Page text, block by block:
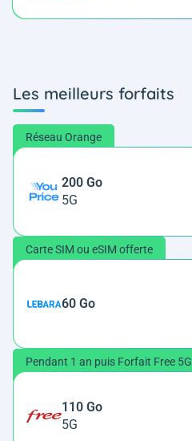
Les meilleurs forfaits
Réseau Orange
200 Go
5G
Carte SIM ou eSIM offerte
60 Go
Pendant 1 an puis Forfait Free 5G
110 Go
5G